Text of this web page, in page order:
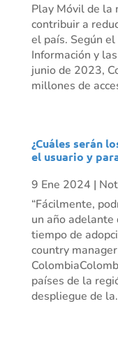
Play Móvil de la
contribuir a
el país. Según
Información y
junio de 2023,
millones de
¿Cuáles serán
el usuario y
9 Ene 2024 |
“Fácilmente,
un año adelante
tiempo de
country
países de la
despliegue de